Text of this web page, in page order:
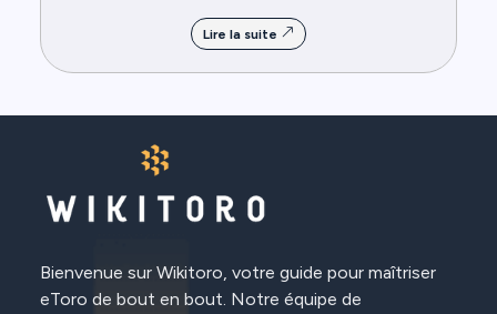
Lire la suite
Bienvenue sur Wikitoro, votre guide pour maîtriser
eToro de bout en bout. Notre équipe de